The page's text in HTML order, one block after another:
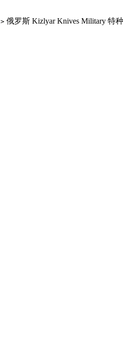
> 俄罗斯 Kizlyar Knives Military 特